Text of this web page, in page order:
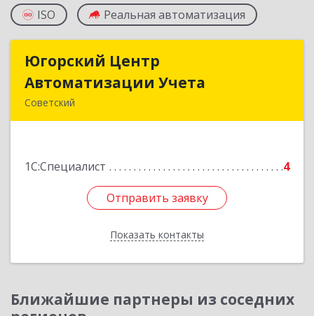
ISO Реальная автоматизация
Югорский Центр
Автоматизации Учета
Советский
1С:Специалист 4
Отправить заявку
Показать контакты
Югорский Центр
Автоматизации Учета
Ближайшие партнеры из соседних